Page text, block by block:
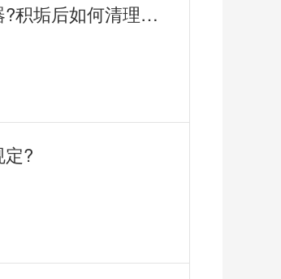
鑫钻小知识 |为何要定期清理螺杆式空压机冷却器?积垢后如何清理?（上）
?